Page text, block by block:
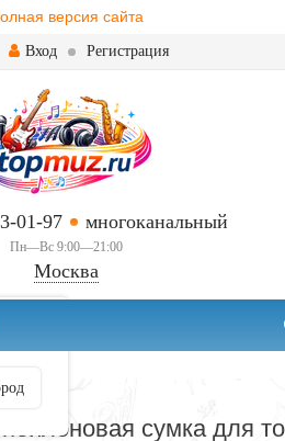
версия сайта
Вход Регистрация
01-97 многоканальный
Пн—Вс 9:00—21:00
Москва
сумка для